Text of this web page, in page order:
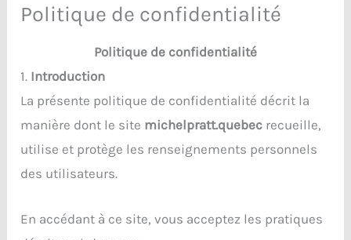
Politique de confidentialité
Politique de confidentialité
1. Introduction
La présente politique de confidentialité décrit la
manière dont le site michelpratt.quebec recueille,
utilise et protège les renseignements personnels
des utilisateurs.
En accédant à ce site, vous acceptez les pratiques